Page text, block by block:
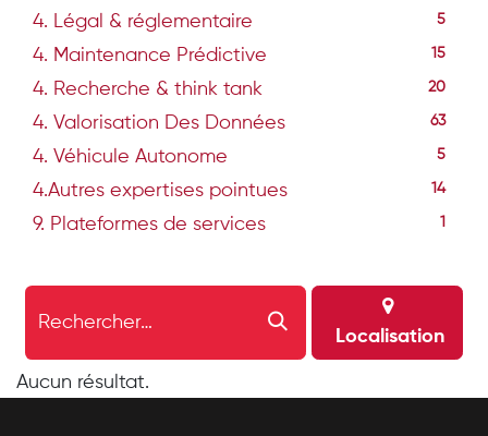
4. Légal & réglementaire 5
4. Maintenance Prédictive 15
4. Recherche & think tank 20
4. Valorisation Des Données 63
4. Véhicule Autonome 5
4.Autres expertises pointues 14
9. Plateformes de services
Localisation
Aucun résultat.